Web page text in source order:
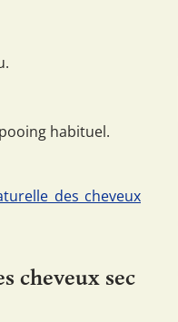
habituel.
des cheveux
cheveux sec